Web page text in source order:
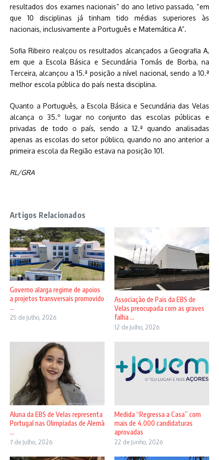
resultados dos exames nacionais” do ano letivo passado, “em
que 10 disciplinas já tinham tido médias superiores às
nacionais, inclusivamente a Português e Matemática A”.
Sofia Ribeiro realçou os resultados alcançados a Geografia A,
em que a Escola Básica e Secundária Tomás de Borba, na
Terceira, alcançou a 15.ª posição a nível nacional, sendo a 10.ª
melhor escola pública do país nesta disciplina.
Quanto a Português, a Escola Básica e Secundária das Velas
alcança o 35.º lugar no conjunto das escolas públicas e
privadas de todo o país, sendo a 12.ª quando analisadas
apenas as escolas do setor público, quando no ano anterior a
primeira escola da Região estava na posição 101.
RL/GRA
Artigos Relacionados
Governo alarga regime de apoios
a projetos transversais promovido
...
25 de Julho, 2026
Associação de Pais da EBS de
Velas preocupada com as graves
falha ...
12 de Julho, 2026
Aluna da EBS de Velas representa
Portugal nas Olimpíadas de Alemã
...
7 de Julho, 2026
Medida “Regressa a Casa” com
mais de 4.000 candidaturas
aprovadas
22 de Junho, 2026